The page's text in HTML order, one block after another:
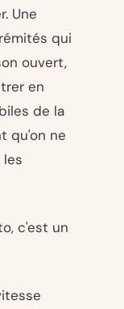
Une
qui
ouvert,
en
de la
qu'on ne
les
c'est un